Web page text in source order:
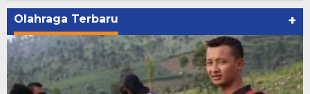
Olahraga Terbaru +